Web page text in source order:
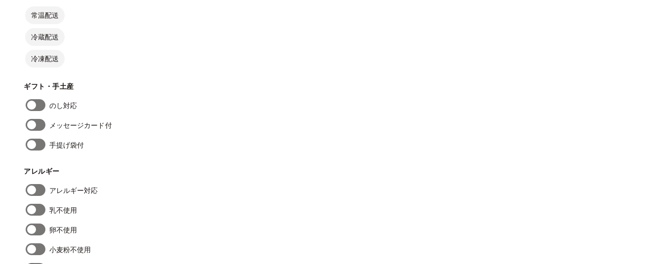
常温配送
冷蔵配送
冷凍配送
ギフト・手土産
のし対応
メッセージカード付
手提げ袋付
アレルギー
アレルギー対応
乳不使用
卵不使用
小麦粉不使用